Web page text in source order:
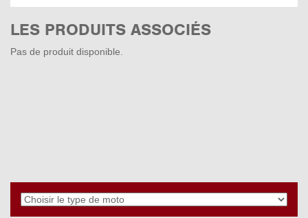
LES PRODUITS ASSOCIÉS
Pas de produit disponible.